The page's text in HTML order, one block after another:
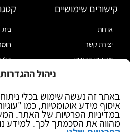
ניהול
באתר זה נעשה שימוש בכלי ניתוח
איסוף מידע אוטומטיות, כמו
במדיניות הפרטיות של האתר.
מהווה את הסכמתך לכך. למידע
קישורים שימושיים
אודות
יצירת קשר
מדיניות פרטיות
בלוג
בית
כלי